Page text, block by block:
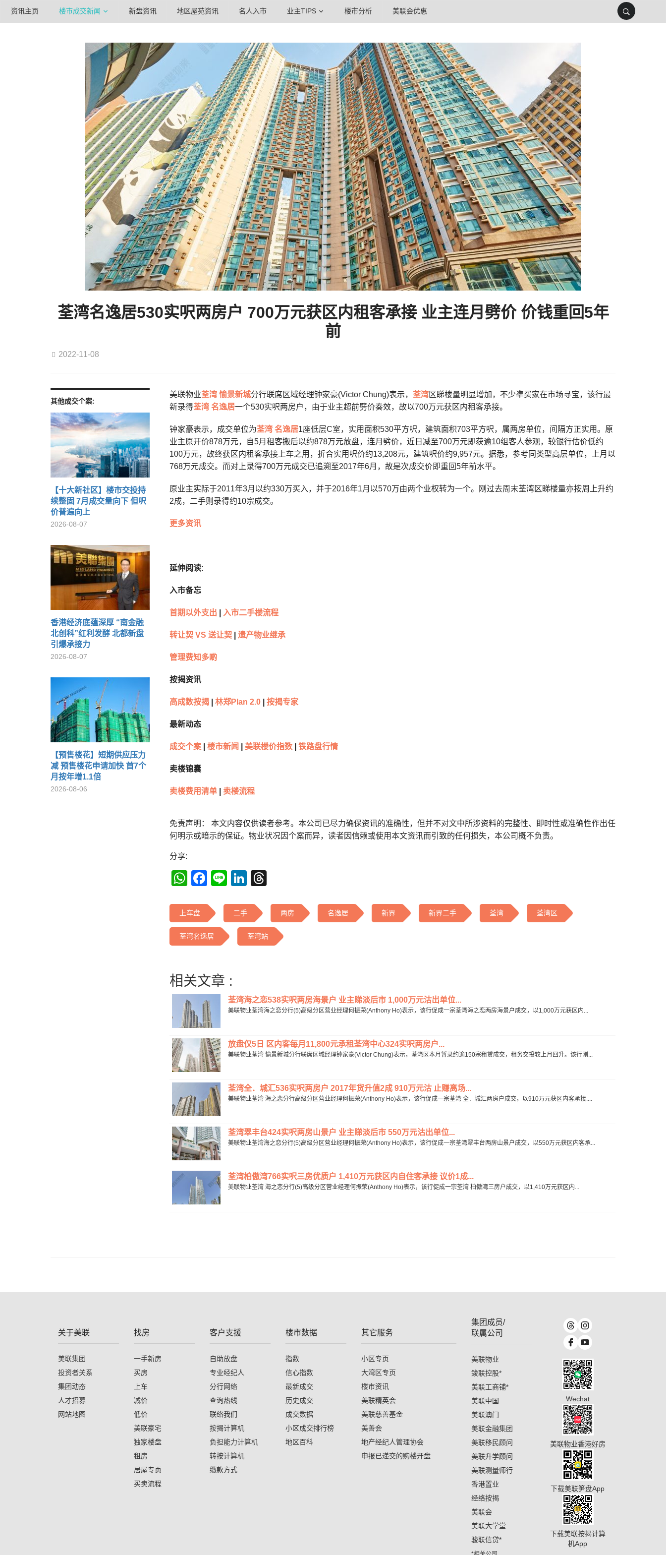
资讯主页 楼市成交新闻 新盘资讯 地区屋苑资讯 名人入市 业主TIPS 楼市分析 美联会优惠
荃湾名逸居530实呎两房户 700万元获区内租客承接 业主连月劈价 价钱重回5年
前
2022-11-08
其他成交个案:
【十大新社区】楼市交投持
续整固 7月成交量向下 但呎
价普遍向上
2026-08-07
香港经济底蕴深厚 “南金融
北创科”红利发酵 北都新盘
引爆承接力
2026-08-07
【预售楼花】短期供应压力
减 预售楼花申请加快 首7个
月按年增1.1倍
2026-08-06
美联物业荃湾 愉景新城分行联席区域经理钟家豪(Victor Chung)表示， 荃湾区睇楼量明显增加，不少凖买家在市场寻宝，该行最
新录得荃湾 名逸居一个530实呎两房户，由于业主超前劈价奏效，故以700万元获区内租客承接。
钟家豪表示，成交单位为荃湾 名逸居1座低层C室，实用面积530平方呎，建筑面积703平方呎，属两房单位，间隔方正实用。原
业主原开价878万元，自5月租客搬后以约878万元放盘，连月劈价，近日减至700万元即获逾10组客人参观，较银行估价低约
100万元，故终获区内租客承接上车之用，折合实用呎价约13,208元，建筑呎价约9,957元。据悉，参考同类型高层单位，上月以
768万元成交。而对上录得700万元成交已追溯至2017年6月，故是次成交价即重回5年前水平。
原业主实际于2011年3月以约330万买入，并于2016年1月以570万由两个业权转为一个。刚过去周末荃湾区睇楼量亦按周上升约
2成，二手则录得约10宗成交。
更多资讯
延伸阅读:
入市备忘
首期以外支出 入市二手楼流程
转让契 VS 送让契 遗产物业继承
管理费知多啲
按揭资讯
高成数按揭 林郑Plan 2.0 按揭专家
最新动态
成交个案 楼市新闻 美联楼价指数 铁路盘行情
卖楼锦囊
卖楼费用清单 卖楼流程
免责声明： 本文内容仅供读者参考。本公司已尽力确保资讯的准确性，但并不对文中所涉资料的完整性、即时性或准确性作出任
何明示或暗示的保证。物业状况因个案而异，读者因信赖或使用本文资讯而引致的任何损失，本公司概不负责。
分享:
WhatsApp
Facebook
LineLinkedIn
上车盘 二手 两房 名逸居 新界 新界二手 荃湾 荃湾区
荃湾名逸居 荃湾站
相关文章 :
荃湾海之恋538实呎两房海景户 业主睇淡后市 1,000万元沽出单位...
美联物业荃湾海之恋分行(5)高级分区营业经理何振荣(Anthony Ho)表示，该行促成一宗荃湾海之恋两房海景户成交，以1,000万元获区内...
放盘仅5日 区内客每月11,800元承租荃湾中心324实呎两房户...
美联物业荃湾 愉景新城分行联席区域经理钟家豪(Victor Chung)表示，荃湾区本月暂录约逾150宗租赁成交，租务交投较上月回升。该行刚...
荃湾全．城汇536实呎两房户 2017年货升值2成 910万元沽 止赚离场...
美联物业荃湾 海之恋分行高级分区营业经理何振荣(Anthony Ho)表示，该行促成一宗荃湾 全．城汇两房户成交，以910万元获区内客承接....
荃湾翠丰台424实呎两房山景户 业主睇淡后市 550万元沽出单位...
美联物业荃湾海之恋分行(5)高级分区营业经理何振荣(Anthony Ho)表示，该行促成一宗荃湾翠丰台两房山景户成交，以550万元获区内客承...
荃湾柏傲湾766实呎三房优质户 1,410万元获区内自住客承接 议价1成...
美联物业荃湾 海之恋分行(5)高级分区营业经理何振荣(Anthony Ho)表示，该行促成一宗荃湾 柏傲湾三房户成交，以1,410万元获区内...
关于美联
美联集团
投资者关系
集团动态
人才招募
网站地图
找房
一手新房
买房
上车
减价
低价
美联豪宅
独家楼盘
租房
居屋专页
买卖流程
客户支援
自助放盘
专业经纪人
分行网络
查询热线
联络我们
按揭计算机
负担能力计算机
转按计算机
缴款方式
楼市数据
指数
信心指数
最新成交
历史成交
成交数据
小区成交排行榜
地区百科
其它服务
小区专页
大湾区专页
楼市资讯
美联精英会
美联慈善基金
美善会
地产经纪人管理协会
申报已递交的购楼开盘
集团成员/
联属公司
美联物业
鋑联控股*
美联工商铺*
美联中国
美联澳门
美联金融集团
美联移民顾问
美联升学顾问
美联测量师行
香港置业
经络按揭
美联会
美联大学堂
骏联信贷*
Wechat
美联物业香港好房
下载美联笋盘App
下载美联按揭计算
机App